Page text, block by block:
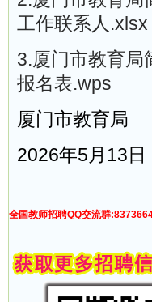
工作联系人.xlsx
3.厦门市教育局
报名表.wps
厦门市教育局
2026年5月13日
全国教师招聘QQ交流群